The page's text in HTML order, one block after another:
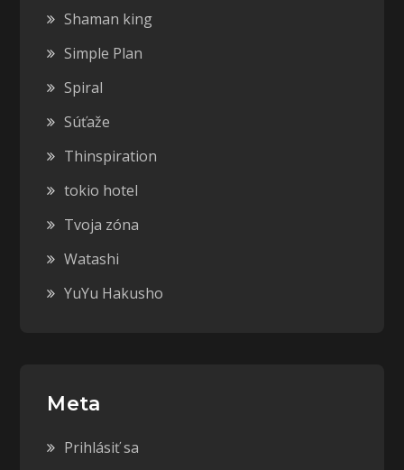
Shaman king
Simple Plan
Spiral
Súťaže
Thinspiration
tokio hotel
Tvoja zóna
Watashi
YuYu Hakusho
Meta
Prihlásiť sa